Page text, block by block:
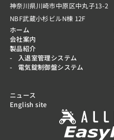
神奈川県川崎市中原区中丸子13-2
NBF武蔵小杉ビルN棟 12F
ホーム
会社案内
製品紹介
入退室管理システム
電気錠制御盤システム
ニュース
English site